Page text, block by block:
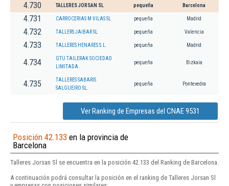
4.730 TALLERES JORSAN SL pequeña Barcelona
4.731 CARROCERIAS M VILAS SL pequeña Madrid
4.732 TALLERS JAIBAR SL pequeña Valencia
4.733 TALLERES HENARES S.L. pequeña Madrid
4.734
GTU TAILERAK SOCIEDAD
LIMITADA.
pequeña Bizkaia
4.735
TALLERES SABARIS
SALGUEIRO SL.
pequeña Pontevedra
Ver Ranking de Empresas del CNAE 9531
Posición 42.133 en la provincia de
Barcelona
Talleres Jorsan Sl se encuentra en la posición 42.133 del Ranking de Barcelona.
A continuación podrá consultar la posición en el ranking de Talleres Jorsan Sl